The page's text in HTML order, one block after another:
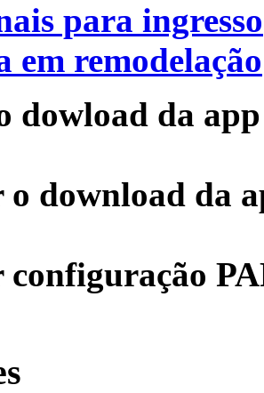
para ingresso
em remodelação
dowload da
o download da
configuração